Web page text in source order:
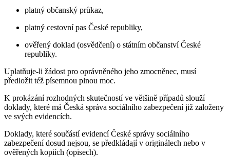
platný občanský průkaz,
platný cestovní pas České republiky,
ověřený doklad (osvědčení) o státním občanství České
republiky.
Uplatňuje-li žádost pro oprávněného jeho zmocněnec, musí
předložit též písemnou plnou moc.
K prokázání rozhodných skutečností ve většině případů slouží
doklady, které má Česká správa sociálního zabezpečení již založeny
ve svých evidencích.
Doklady, které součástí evidencí České správy sociálního
zabezpečení dosud nejsou, se předkládají v originálech nebo v
ověřených kopiích (opisech).